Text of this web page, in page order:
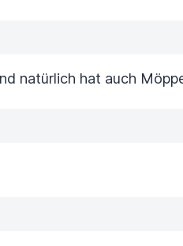
natürlich hat auch